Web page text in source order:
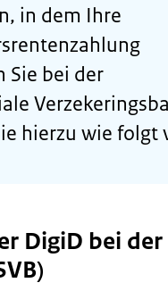
in dem Ihre
Sie bei der
hierzu wie folgt
DigiD bei der